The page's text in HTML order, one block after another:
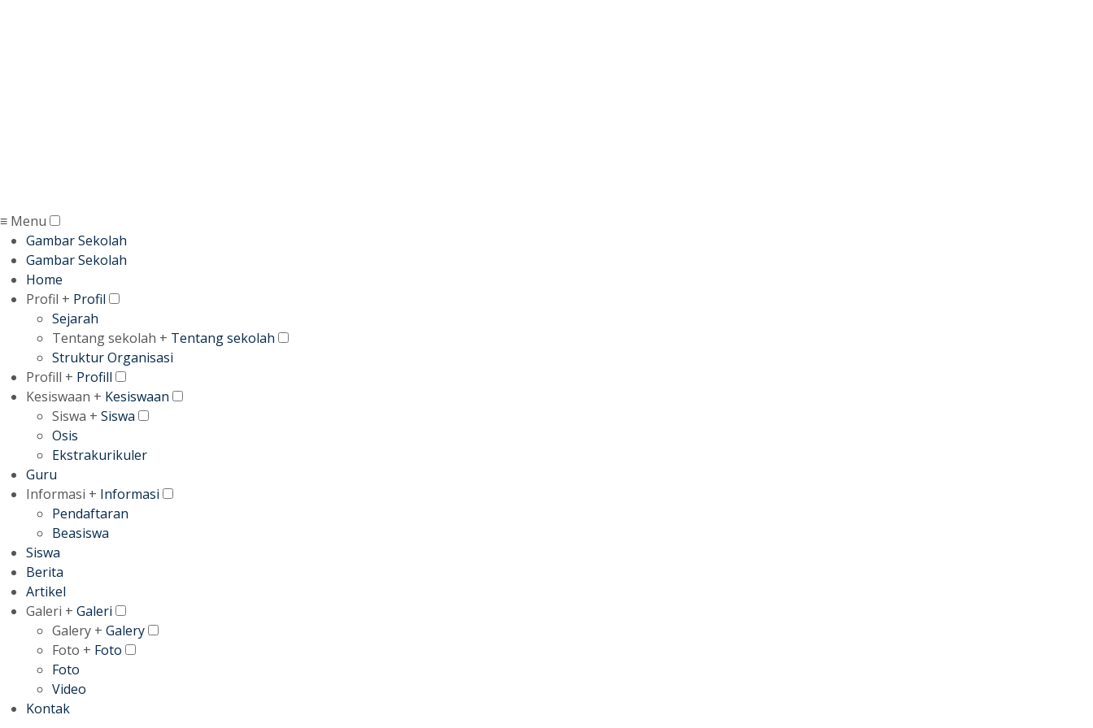
≡ Menu
Gambar Sekolah
Gambar Sekolah
Home
Profil + Profil
Sejarah
Tentang sekolah + Tentang sekolah
Struktur Organisasi
Profill + Profill
Kesiswaan + Kesiswaan
Siswa + Siswa
Osis
Ekstrakurikuler
Guru
Informasi + Informasi
Pendaftaran
Beasiswa
Siswa
Berita
Artikel
Galeri + Galeri
Galery + Galery
Foto + Foto
Foto
Video
Kontak